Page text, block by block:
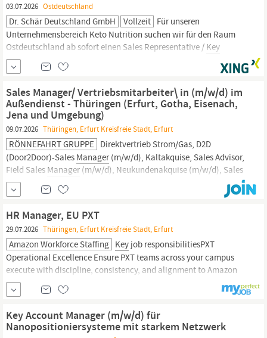
03.07.2026 Ostdeutschland
Dr. Schär Deutschland GmbH Vollzeit Für unseren
Unternehmensbereich Keto Nutrition suchen wir für den Raum
Ostdeutschland ab sofort einen Sales Representative / Key
Account
Manager
Aufgaben: Dir obliegt der Aufbau von starken Partnerbeziehungen
im Bereich der ketogenen Ernährungstherapie. Du besuchst
regelmäßig...
Sales Manager/ Vertriebsmitarbeiter\ in (m/w/d) im
Außendienst - Thüringen (Erfurt, Gotha, Eisenach,
Jena und Umgebung)
09.07.2026 Thüringen, Erfurt Kreisfreie Stadt, Erfurt
RÖNNEFAHRT GRUPPE Direktvertrieb Strom/Gas, D2D
(Door2Door)-Sales Manager(m/w/d), Kaltakquise, Sales Advisor,
Field Sales Manager (m/w/d), Neukundenakquise (m/w/d), Sales
Promotion (m/w/d), Direct-Sales-
(m/w/d), Fachberater
(m/w/d) im Direktvertrieb,
HR Manager, EU PXT
29.07.2026 Thüringen, Erfurt Kreisfreie Stadt, Erfurt
Amazon Workforce Staffing Key job responsibilitiesPXT
Operational Excellence Ensure PXT teams across your campus
execute with discipline, consistency, and alignment to Amazon
standards. Use inspections and data to identify defects, validate
process integrity, and reinforce
Own end-to-end
operational excellence through rigorous process execution,...
Key Account Manager (m/w/d) für
Nanopositioniersysteme mit starkem Netzwerk